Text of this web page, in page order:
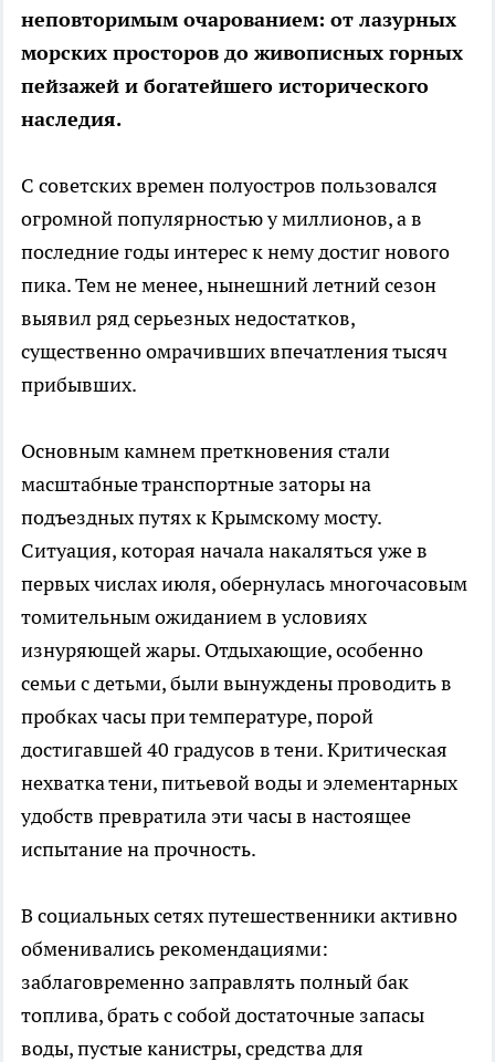
неповторимым очарованием: от лазурных
морских просторов до живописных горных
пейзажей и богатейшего исторического
наследия.
С советских времен полуостров пользовался
огромной популярностью у миллионов, а в
последние годы интерес к нему достиг нового
пика. Тем не менее, нынешний летний сезон
выявил ряд серьезных недостатков,
существенно омрачивших впечатления тысяч
прибывших.
Основным камнем преткновения стали
масштабные транспортные заторы на
подъездных путях к Крымскому мосту.
Ситуация, которая начала накаляться уже в
первых числах июля, обернулась многочасовым
томительным ожиданием в условиях
изнуряющей жары. Отдыхающие, особенно
семьи с детьми, были вынуждены проводить в
пробках часы при температуре, порой
достигавшей 40 градусов в тени. Критическая
нехватка тени, питьевой воды и элементарных
удобств превратила эти часы в настоящее
испытание на прочность.
В социальных сетях путешественники активно
обменивались рекомендациями:
заблаговременно заправлять полный бак
топлива, брать с собой достаточные запасы
воды, пустые канистры, средства для